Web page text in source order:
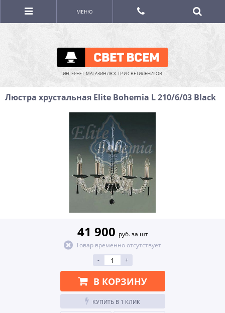
ИНТЕРНЕТ-МАГАЗИН ЛЮСТР И СВЕТИЛЬНИКОВ
МЕНЮ
Люстра хрустальная Elite Bohemia L 210/6/03 Black
41 900 руб. за шт
Товар временно отсутствует
-
+
В КОРЗИНУ
КУПИТЬ В 1 КЛИК